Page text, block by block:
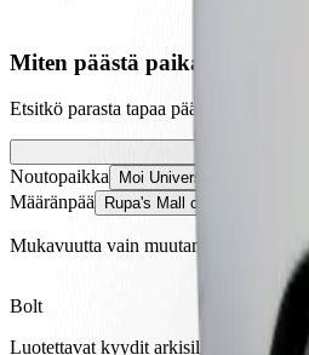
Miten päästä paikasta Moi
Etsitkö parasta tapaa päästä paikasta
Noutopaikka Moi University School of
Määränpää Rupa's Mall cinema
Mukavuutta vain muutaman
Bolt
Luotettavat kyydit arkisilla